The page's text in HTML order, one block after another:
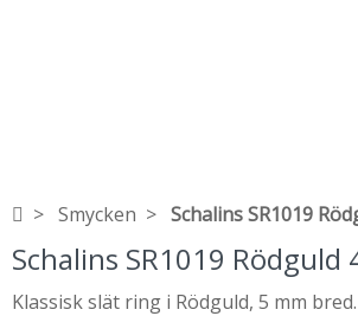
Smycken Schalins SR1019
Schalins SR1019 Rödguld
Klassisk slät ring i Rödguld, 5 mm bred.